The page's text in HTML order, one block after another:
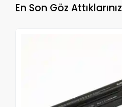
En Son Göz Attıklarınız